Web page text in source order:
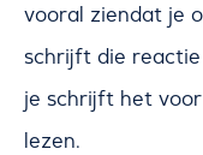
vooral ziendat je
schrijft die
je schrijft het
lezen.